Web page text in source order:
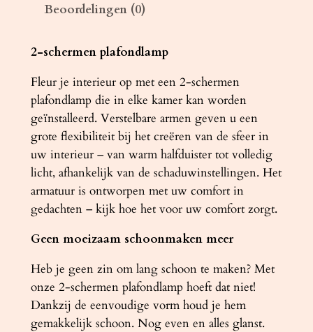
R
N
G
2
g
r
i
j
s
a
n
t
a
l
Beoordelingen (0)
2-schermen plafondlamp
Fleur je interieur op met een 2-schermen
plafondlamp die in elke kamer kan worden
geïnstalleerd. Verstelbare armen geven u een
grote flexibiliteit bij het creëren van de sfeer in
uw interieur – van warm halfduister tot volledig
licht, afhankelijk van de schaduwinstellingen. Het
armatuur is ontworpen met uw comfort in
gedachten – kijk hoe het voor uw comfort zorgt.
Geen moeizaam schoonmaken meer
Heb je geen zin om lang schoon te maken? Met
onze 2-schermen plafondlamp hoeft dat niet!
Dankzij de eenvoudige vorm houd je hem
gemakkelijk schoon. Nog even en alles glanst.